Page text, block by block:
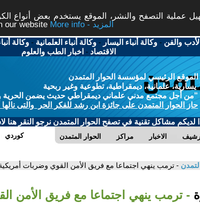
عملية التصفح والنشر، الموقع يستخدم بعض أنواع
our website
More info - المزيد
والفن -وكالة أنباء اليسار -وكالة أنباء العلمانية -وكالة
الاقتصاد - اخبار الطب والعلوم
الموقع الرئيسي لمؤسسة الحوار المتمدن
يسارية، علمانية، ديمقراطية، تطوعية وغير ربحية
"من أجل مجتمع مدني علماني ديمقراطي حديث يضمن الحرية
حاز الحوار المتمدن على جائزة ابن رشد للفكر الحر والتى نالها
لديكم مشاكل تقنية في تصفح الحوار المتمدن نرجو النقر هنا
الحوار المتمدن مراكز الاخبار كوردي
- ترمب ينهي اجتماعا مع فريق الأمن القوي وضربات
- ترمب ينهي اجتماعا مع فريق الأمن